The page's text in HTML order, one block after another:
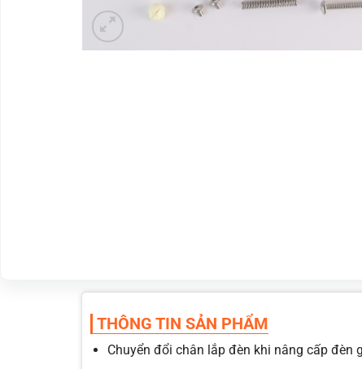
THÔNG TIN SẢN PHẨM
Chuyển đổi chân lắp đèn khi nâng cấp đèn